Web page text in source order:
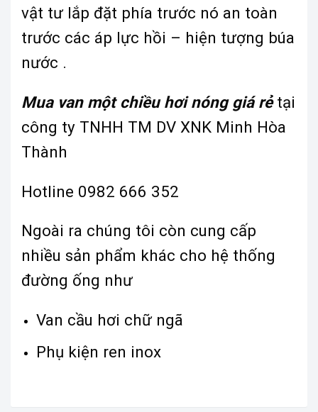
vật tư lắp đặt phía trước nó an toàn
trước các áp lực hồi – hiện tượng búa
nước .
Mua van một chiều hơi nóng giá rẻtại
công ty TNHH TM DV XNK Minh Hòa
Thành
Hotline 0982 666 352
Ngoài ra chúng tôi còn cung cấp
nhiều sản phẩm khác cho hệ thống
đường ống như
Van cầu hơi chữ ngã
Phụ kiện ren inox